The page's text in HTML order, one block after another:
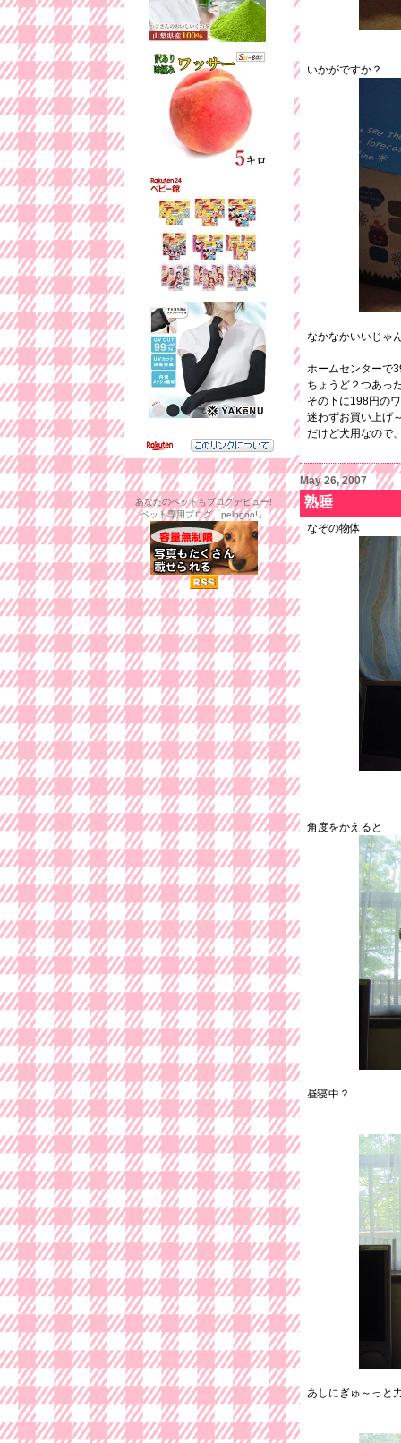
あなたのペットもブログデビュー!
ペット専用ブログ「pelogoo!」
いかがですか？
なかなかいいじゃ
ホームセンターで
ちょうど２つあっ
その下に198円の
迷わずお買い上げ
だけど犬用なので
May 26, 2007
熟睡
なぞの物体
角度をかえると
昼寝中？
あしにぎゅ～っと